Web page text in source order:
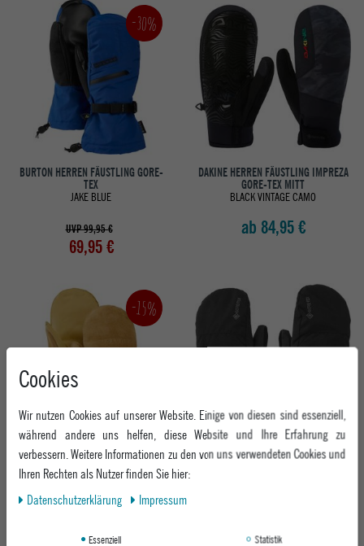
-30%
BURTON HERREN FÄUSTLING GORE-
TEX
JAKE BLUE
UVP 99,95 €
69,95 €
DAKINE HERREN FÄUSTLING IMPREZA
GORE-TEX MITT
BLACK VINTAGE CAMO
ab 84,95 €
-15%
BURTON HERREN FÄUSTLING
WORKHORSE
RAWHIDE
54,95 €
VOLCOM HERREN FÄUSTLING STAY DRY
Cookies
Wir nutzen Cookies auf unserer Website. Einige von diesen sind essenziell,
während andere uns helfen, diese Website und Ihre Erfahrung zu
verbessern. Weitere Informationen zu den von uns verwendeten Cookies und
Ihren Rechten als Nutzer finden Sie hier:
Daten­schutz­erklärung
Impressum
Essenziell Statistik